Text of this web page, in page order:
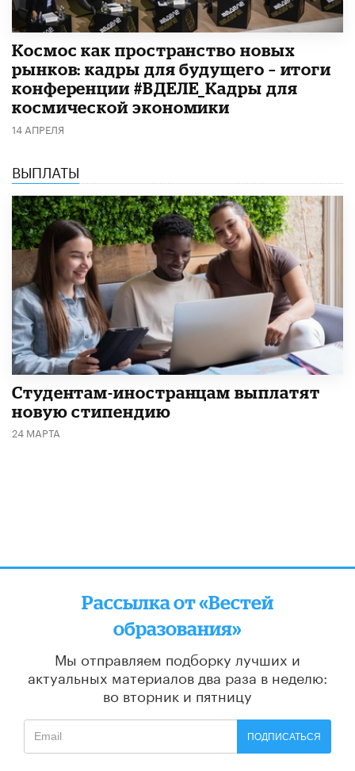
Космос как пространство новых
рынков: кадры для будущего – итоги
конференции #ВДЕЛЕ_Кадры для
космической экономики
14 АПРЕЛЯ
ВЫПЛАТЫ
Студентам-иностранцам выплатят
новую стипендию
24 МАРТА
Рассылка от «Вестей
образования»
Мы отправляем подборку лучших и
актуальных материалов два раза в неделю:
во вторник и пятницу
ПОДПИСАТЬСЯ